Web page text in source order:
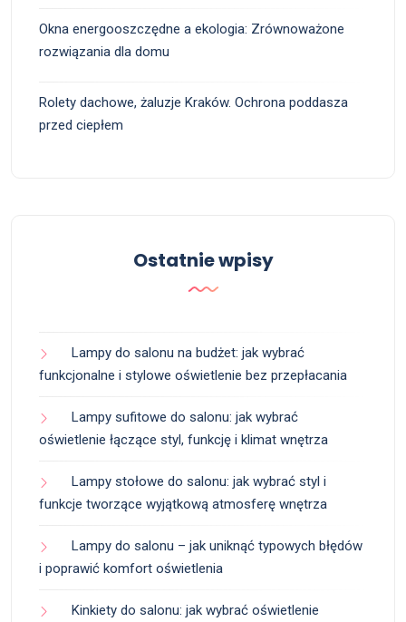
Okna energooszczędne a ekologia: Zrównoważone
rozwiązania dla domu
Rolety dachowe, żaluzje Kraków. Ochrona poddasza
przed ciepłem
Ostatnie wpisy
Lampy do salonu na budżet: jak wybrać
funkcjonalne i stylowe oświetlenie bez przepłacania
Lampy sufitowe do salonu: jak wybrać
oświetlenie łączące styl, funkcję i klimat wnętrza
Lampy stołowe do salonu: jak wybrać styl i
funkcje tworzące wyjątkową atmosferę wnętrza
Lampy do salonu – jak uniknąć typowych błędów
i poprawić komfort oświetlenia
Kinkiety do salonu: jak wybrać oświetlenie